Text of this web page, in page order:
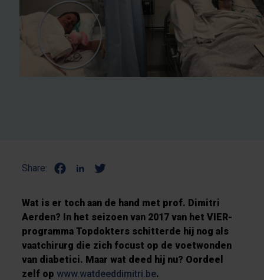
Share:
Wat is er toch aan de hand met prof. Dimitri
Aerden? In het seizoen van 2017 van het VIER-
programma Topdokters schitterde hij nog als
vaatchirurg die zich focust op de voetwonden
van diabetici. Maar wat deed hij nu? Oordeel
zelf op www.watdeeddimitri.be.